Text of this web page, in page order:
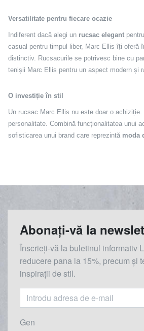
Versatilitate pentru fiecare ocazie
Indiferent dacă alegi un rucsac elegant
casual pentru timpul liber, Marc Ellis îți oferă
distinctiv. Rucsacurile se potrivesc bine cu
tenișii Marc Ellis pentru un aspect modern și
O investiție în stil
Un rucsac Marc Ellis nu este doar o
personalitate. Combină funcționalitatea unui
sofisticarea unui brand care reprezintă moda
Abonați-vă la
Înscrieți-vă la buletinul informativ
reducere pana la 15%, precum și
inspirații de stil.
Gen